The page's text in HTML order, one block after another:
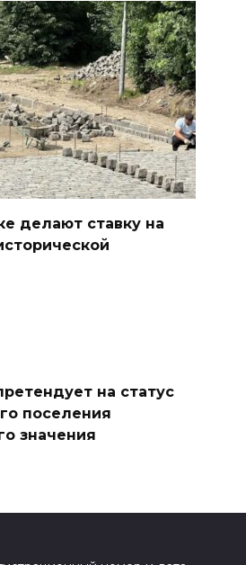
делают ставку на
на статус
поселения
значения